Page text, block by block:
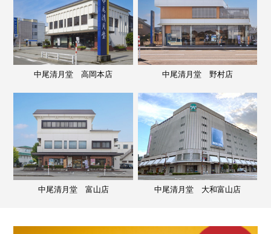
中尾清月堂 高岡本店 中尾清月堂 野村店
中尾清月堂 富山店 中尾清月堂 大和富山店